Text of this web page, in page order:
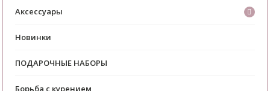
Аксессуары
Новинки
ПОДАРОЧНЫЕ НАБОРЫ
Борьба с курением